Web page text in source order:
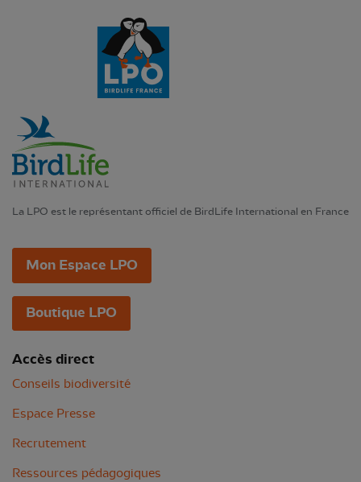
La LPO est le représentant officiel de BirdLife International en France
Mon Espace LPO
Boutique LPO
Accès direct
Conseils biodiversité
Espace Presse
Recrutement
Ressources pédagogiques